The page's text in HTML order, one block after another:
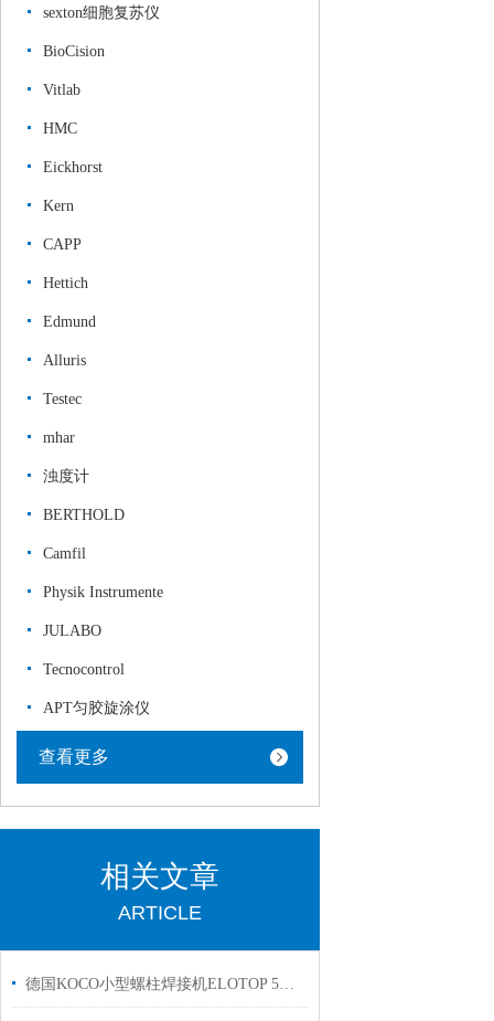
sexton细胞复苏仪
BioCision
Vitlab
HMC
Eickhorst
Kern
CAPP
Hettich
Edmund
Alluris
Testec
mhar
浊度计
BERTHOLD
Camfil
Physik Instrumente
JULABO
Tecnocontrol
APT匀胶旋涂仪
查看更多
相关文章
ARTICLE
德国KOCO小型螺柱焊接机ELOTOP 510用于发电站使用国内现货